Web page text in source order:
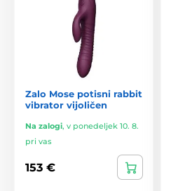
Zalo Mose potisni rabbit
vibrator vijoličen
Na zalogi, v ponedeljek 10. 8.
pri vas
153 €